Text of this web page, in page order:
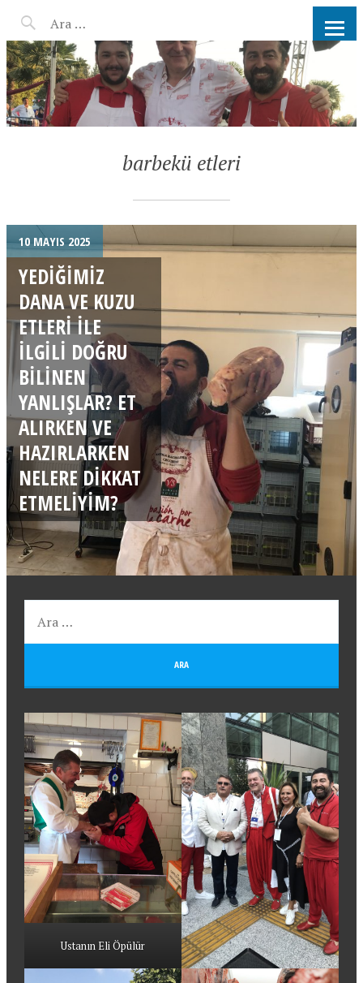
AHMET KATER KÖMÜR
ATEŞINDE BARBEKÜ, IZGARA,
MANGAL PARTISI
HIZMETLERI
barbekü etleri
10 MAYIS 2025
YEDIĞIMIZ
DANA VE KUZU
ETLERI ILE
ILGILI DOĞRU
BILINEN
YANLIŞLAR? ET
ALIRKEN VE
HAZIRLARKEN
NELERE DIKKAT
ETMELIYIM?
Ustanın Eli Öpülür